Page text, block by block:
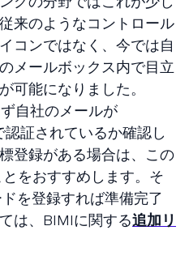
来のようなコントロール
コンではなく、今では自
メールボックス内で目立
可能になりました。
自社のメールが
認証されているか確認し
登録がある場合は、この
をおすすめします。そ
を登録すれば準備完了
は、BIMIに関する追加リ